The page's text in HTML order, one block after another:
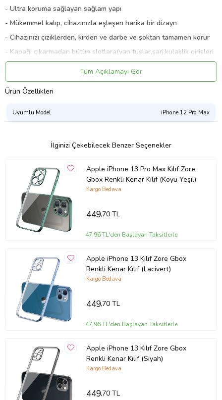
- Ultra koruma sağlayan sağlam yapı
- Mükemmel kalıp, cihazınızla eşleşen harika bir dizayn
- Cihazınızı çiziklerden, kirden ve darbe ve şoktan tamamen korur
- Kapağı çıkarmadan bütün slotlara(yan tuşlar,şarj,kulaklik girişleri
vs) erişilebilir.
- Harika kalıbıyla cihazınıza mükemmel uyar
- Uzun ömürlüdür, darbelere karşı maximum korur
- İçeriğinde sağlığa zararlı bir materyal bulunmamaktadır
Ürün Kodu:kcs165184249
Tüm Açıklamayı Gör
Ürün Özellikleri
Uyumlu Model iPhone 12 Pro Max
İlginizi Çekebilecek Benzer Seçenekler
Apple iPhone 13 Pro Max Kılıf Zore
Gbox Renkli Kenar Kılıf (Koyu Yeşil)
Kargo Bedava
449,70 TL
47,96 TL'den Başlayan Taksitlerle
Apple iPhone 13 Kılıf Zore Gbox
Renkli Kenar Kılıf (Lacivert)
Kargo Bedava
449,70 TL
47,96 TL'den Başlayan Taksitlerle
Apple iPhone 13 Kılıf Zore Gbox
Renkli Kenar Kılıf (Siyah)
Kargo Bedava
449,70 TL